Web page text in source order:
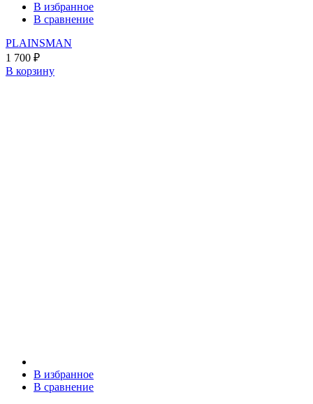
В избранное
В сравнение
PLAINSMAN
1 700 ₽
В корзину
В избранное
В сравнение